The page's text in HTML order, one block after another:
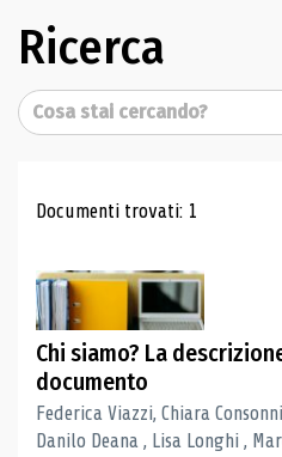
Ricerca
Cerca
Risultati di
Documenti trovati: 1
Chi siamo? La
documento
Federica Viazzi, Chiara
Danilo Deana , Lisa Longhi ,